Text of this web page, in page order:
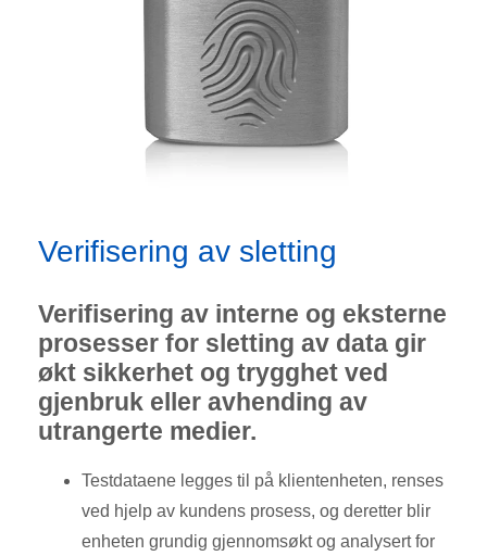
Verifisering av sletting
Verifisering av interne og eksterne
prosesser for sletting av data gir
økt sikkerhet og trygghet ved
gjenbruk eller avhending av
utrangerte medier.
Testdataene legges til på klientenheten, renses
ved hjelp av kundens prosess, og deretter blir
enheten grundig gjennomsøkt og analysert for